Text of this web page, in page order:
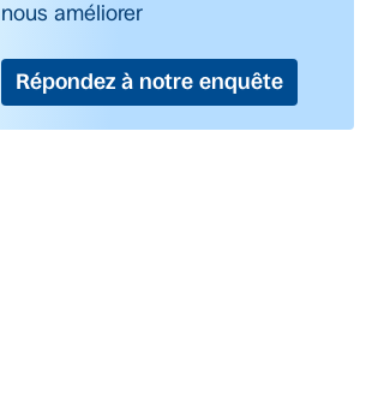
nous améliorer
Répondez à notre enquête